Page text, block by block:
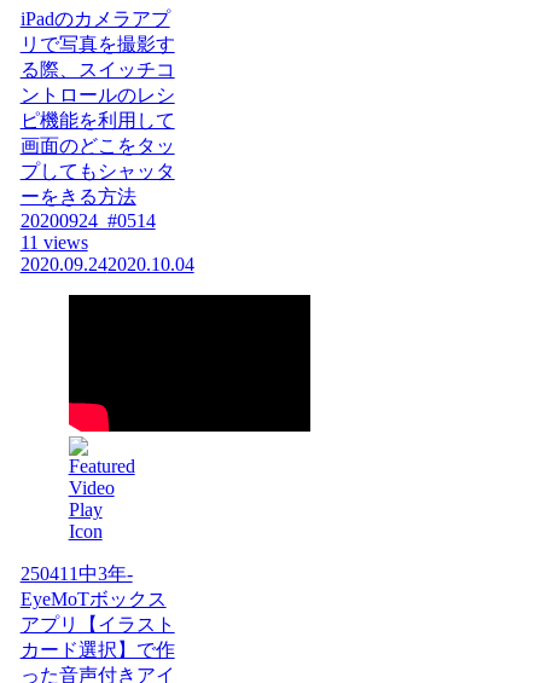
iPadのカメラアプ
リで写真を撮影す
る際、スイッチコ
ントロールのレシ
ピ機能を利用して
画面のどこをタッ
プしてもシャッタ
ーをきる方法
20200924_#0514
11 views
2020.09.242020.10.04
250411中3年-
EyeMoTボックス
アプリ【イラスト
カード選択】で作
った音声付きアイ